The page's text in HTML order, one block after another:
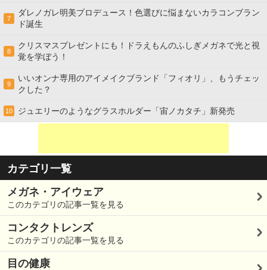
7
ダレノガレ明美プロデュース！色選びに悩まないカラコンブラン
ド誕生
8
クリスマスプレゼントにも！ドラえもんのふしぎメガネで光と視
覚を学ぼう！
9
いいオンナ専用のアイメイクブランド「フィオリ」、もうチェッ
クした？
10 ジュエリーのようなグラスホルダー「宙ノカタチ」新発売
カテゴリ一覧
メガネ・アイウェア
このカテゴリの記事一覧を見る
コンタクトレンズ
このカテゴリの記事一覧を見る
目の健康